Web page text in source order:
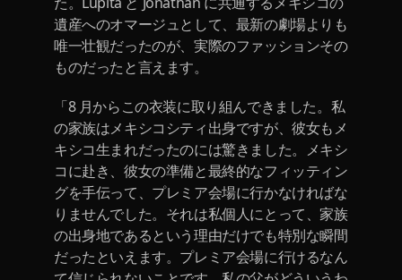
遺産へのオマージュとして、最新の劇場よりも
唯一壮観だったのが、実際のファッションその
ものだったと言えます。
「8 月からこの衣装に取り組んできました。私
の家族はメキシコシティ出身ですが、彼女もメ
キシコ生まれだったのには驚きました。メキシ
コに赴き、彼女の準備と最終的なフィッティン
グを手伝って、プレミア会場に行かなければな
りませんでした。それは私個人にとって、家族
の出身地であるという理由だけでも特別な瞬間
だったといえます。プレミア会場に行けるなん